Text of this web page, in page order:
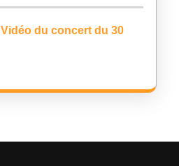
Vidéo du concert du 30